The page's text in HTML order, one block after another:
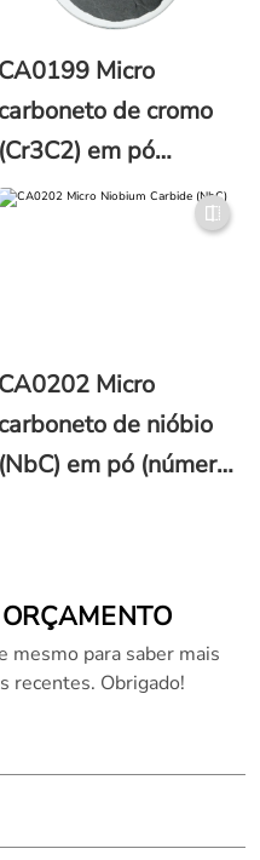
CA0199 Micro
carboneto de cromo
(Cr3C2) em pó
(número
CA0202 Micro
carboneto de nióbio
(NbC) em pó (número
mesmo para saber mais
recentes. Obrigado!